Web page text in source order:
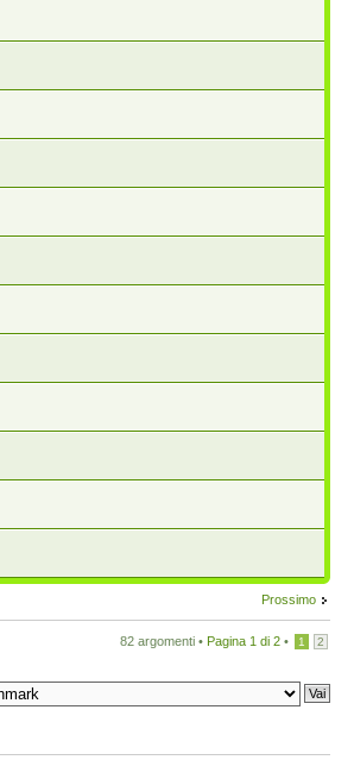
Prossimo
82 argomenti • Pagina 1 di 2 • 1 2